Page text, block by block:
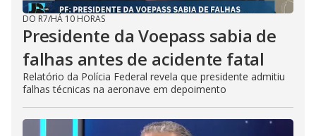
DO R7/HÁ 10 HORAS
Presidente da Voepass sabia de
falhas antes de acidente fatal
Relatório da Polícia Federal revela que presidente admitiu
falhas técnicas na aeronave em depoimento